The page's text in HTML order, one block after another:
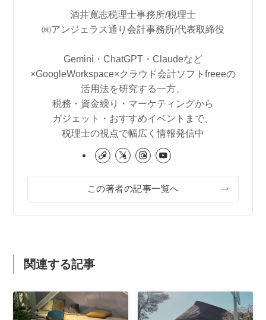
酒井寛志税理士事務所/税理士
㈱アンジェラス通り会計事務所/代表取締役
Gemini・ChatGPT・Claudeなど
×GoogleWorkspace×クラウド会計ソフトfreeeの
活用法を研究する一方、
税務・資金繰り・マーケティングから
ガジェット・おすすめイベントまで、
税理士の視点で幅広く情報発信中
この著者の記事一覧へ
関連する記事